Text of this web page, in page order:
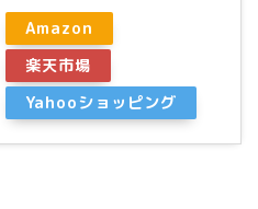
Amazon
楽天市場
Yahooショッピング